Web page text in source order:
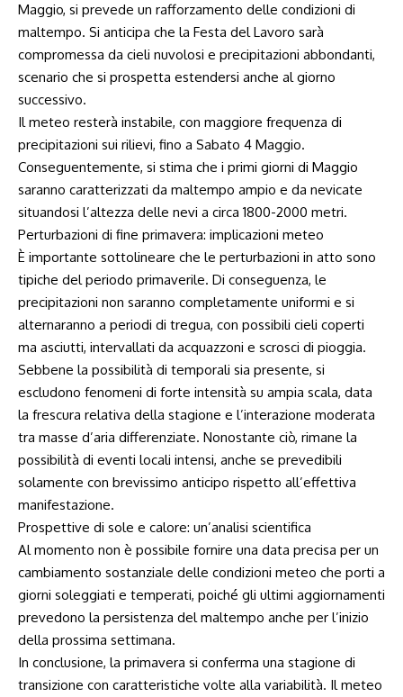
⁣Maggio, si prevede un rafforzamento delle condizioni di
maltempo.‍ Si anticipa che la Festa del Lavoro sarà
compromessa da cieli nuvolosi e⁤ precipitazioni abbondanti,
scenario che si prospetta estendersi anche al giorno
successivo.
Il meteo resterà instabile, con maggiore frequenza di
precipitazioni sui rilievi,‌ fino a Sabato 4 Maggio.⁢
Conseguentemente, si stima​ che i primi giorni di Maggio
saranno caratterizzati da maltempo ​ampio‍ e da nevicate
situandosi l’altezza delle nevi a circa 1800-2000 metri.
Perturbazioni di fine primavera: implicazioni ‍meteo
È importante sottolineare che ⁤le⁤ perturbazioni in atto sono
tipiche del periodo primaverile. Di conseguenza,‌ le
precipitazioni non saranno completamente uniformi e ‍si
alternaranno a periodi di tregua, ‍con‍ possibili cieli coperti
ma ⁣asciutti, intervallati da acquazzoni e scrosci di pioggia.
Sebbene la ‌possibilità di temporali sia presente,⁤ si
escludono fenomeni di forte intensità su ampia scala,⁣ data
la‍ frescura ⁣relativa ​della stagione e ​l’interazione ⁤moderata
tra masse d’aria differenziate. Nonostante ciò, rimane la‍
possibilità di eventi​ locali intensi, anche se prevedibili
solamente con brevissimo⁤ anticipo rispetto all’effettiva
manifestazione.
Prospettive di sole ​e calore: un’analisi‌ scientifica
Al momento non è possibile fornire una‍ data precisa per un
⁢cambiamento sostanziale delle condizioni meteo che porti a
giorni‍ soleggiati e temperati,⁢ poiché⁤ gli ultimi aggiornamenti
prevedono la persistenza del maltempo anche per l’inizio
⁢della‍ prossima settimana.
In conclusione, la primavera si conferma una stagione di
transizione con caratteristiche volte alla variabilità. Il⁢ meteo